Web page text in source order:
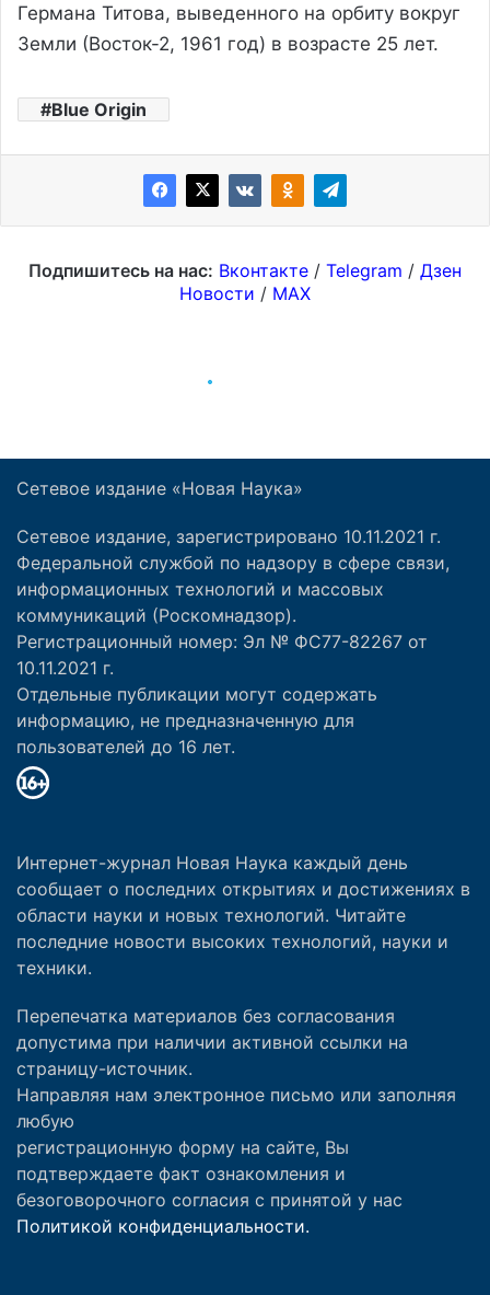
Сетевое издание «Новая Наука»
Сетевое издание, зарегистрировано 10.11.2021 г.
Федеральной службой по надзору в сфере связи,
информационных технологий и массовых
коммуникаций (Роскомнадзор).
Регистрационный номер: Эл № ФС77-82267 от
10.11.2021 г.
Отдельные публикации могут содержать
информацию, не предназначенную для
пользователей до 16 лет.
Интернет-журнал Новая Наука каждый день
сообщает о последних открытиях и достижениях в
области науки и новых технологий. Читайте
последние новости высоких технологий, науки и
техники.
Перепечатка материалов без согласования
допустима при наличии активной ссылки на
страницу-источник.
Направляя нам электронное письмо или заполняя
любую
регистрационную форму на сайте, Вы
подтверждаете факт ознакомления и
безоговорочного согласия с принятой у нас
Политикой конфиденциальности.